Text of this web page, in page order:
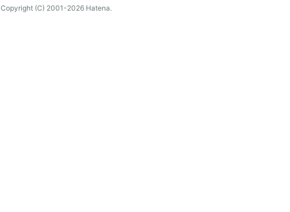
Copyright (C) 2001-2026 Hatena.